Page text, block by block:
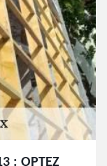
: OPTEZ